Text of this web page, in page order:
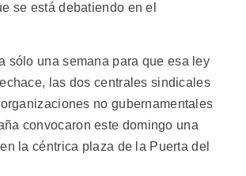
se está debatiendo en el
sólo una semana para que esa ley
las dos centrales sindicales
no gubernamentales
convocaron este domingo una
la céntrica plaza de la Puerta del